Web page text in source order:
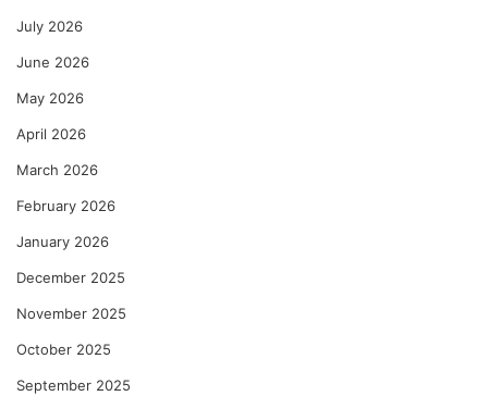
July 2026
June 2026
May 2026
April 2026
March 2026
February 2026
January 2026
December 2025
November 2025
October 2025
September 2025